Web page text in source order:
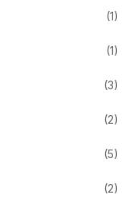
(1)
(1)
(3)
(2)
(5)
(2)